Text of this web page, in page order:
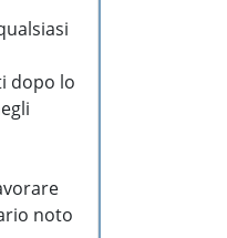
dopo lo
noto